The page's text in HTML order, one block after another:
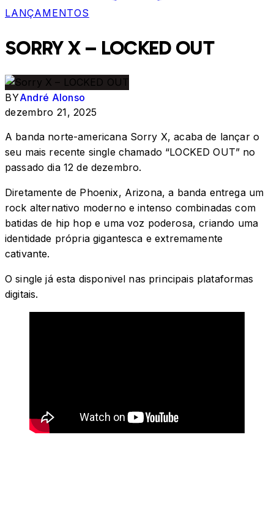
LANÇAMENTOS
SORRY X – LOCKED OUT
BYAndré Alonso
dezembro 21, 2025
A banda norte-americana Sorry X, acaba de lançar o
seu mais recente single chamado “LOCKED OUT” no
passado dia 12 de dezembro.
Diretamente de Phoenix, Arizona, a banda entrega um
rock alternativo moderno e intenso combinadas com
batidas de hip hop e uma voz poderosa, criando uma
identidade própria gigantesca e extremamente
cativante.
O single já esta disponivel nas principais plataformas
digitais.